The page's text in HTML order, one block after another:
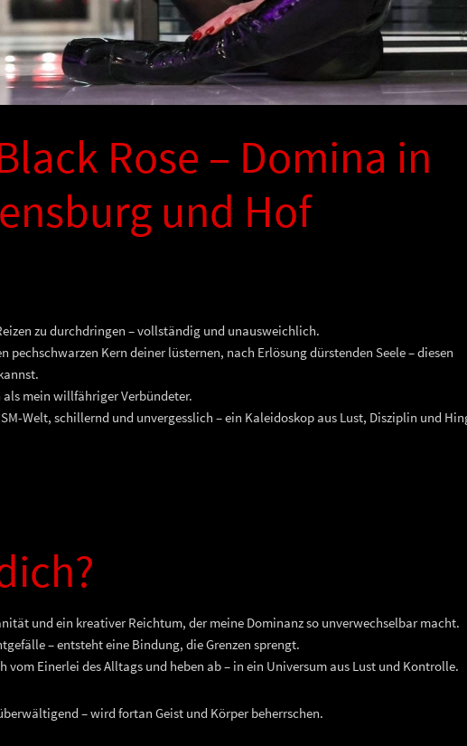
Rose – Domina in
und Hof
zu durchdringen – vollständig und unausweichlich.
pechschwarzen Kern deiner lüsternen, nach Erlösung dürstenden Seele – diesen
mein willfähriger Verbündeter.
Welt, schillernd und unvergesslich – ein Kaleidoskop aus Lust, Disziplin und
und ein kreativer Reichtum, der meine Dominanz so unverwechselbar macht.
– entsteht eine Bindung, die Grenzen sprengt.
vom Einerlei des Alltags und heben ab – in ein Universum aus Lust und Kontrolle.
– wird fortan Geist und Körper beherrschen.